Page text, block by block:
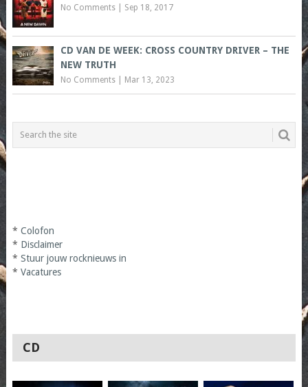
No Comments| Sep 18, 2017
CD VAN DE WEEK: CROSS COUNTRY DRIVER – THE
NEW TRUTH
No Comments| Mar 13, 2023
* Colofon
* Disclaimer
* Stuur jouw rocknieuws in
* Vacatures
CD